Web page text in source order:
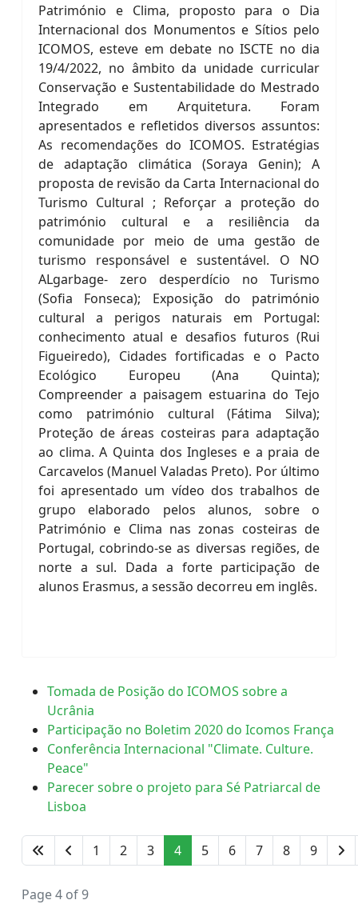
Património e Clima, proposto para o Dia
Internacional dos Monumentos e Sítios pelo
ICOMOS, esteve em debate no ISCTE no dia
19/4/2022, no âmbito da unidade curricular
Conservação e Sustentabilidade do Mestrado
Integrado em Arquitetura. Foram
apresentados e refletidos diversos assuntos:
As recomendações do ICOMOS. Estratégias
de adaptação climática (Soraya Genin); A
proposta de revisão da Carta Internacional do
Turismo Cultural ; Reforçar a proteção do
património cultural e a resiliência da
comunidade por meio de uma gestão de
turismo responsável e sustentável. O NO
ALgarbage- zero desperdício no Turismo
(Sofia Fonseca); Exposição do património
cultural a perigos naturais em Portugal:
conhecimento atual e desafios futuros (Rui
Figueiredo), Cidades fortificadas e o Pacto
Ecológico Europeu (Ana Quinta);
Compreender a paisagem estuarina do Tejo
como património cultural (Fátima Silva);
Proteção de áreas costeiras para adaptação
ao clima. A Quinta dos Ingleses e a praia de
Carcavelos (Manuel Valadas Preto). Por último
foi apresentado um vídeo dos trabalhos de
grupo elaborado pelos alunos, sobre o
Património e Clima nas zonas costeiras de
Portugal, cobrindo-se as diversas regiões, de
norte a sul. Dada a forte participação de
alunos Erasmus, a sessão decorreu em inglês.
Tomada de Posição do ICOMOS sobre a
Ucrânia
Participação no Boletim 2020 do Icomos França
Conferência Internacional "Climate. Culture.
Peace"
Parecer sobre o projeto para Sé Patriarcal de
Lisboa
1 2 3 4 5 6 7 8 9
Page 4 of 9